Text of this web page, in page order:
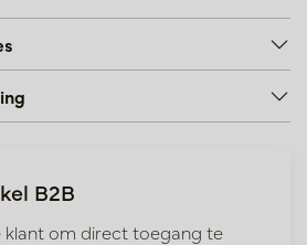
B2B
klant om direct toegang te